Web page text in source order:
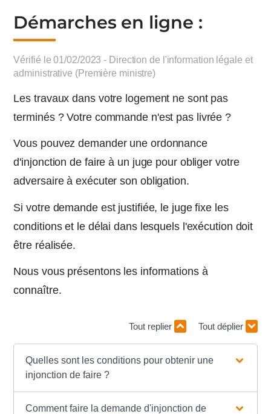
Démarches en ligne :
Vérifié le 01/02/2023 - Direction de l'information légale et
administrative (Première ministre)
Les travaux dans votre logement ne sont pas
terminés ? Votre commande n'est pas livrée ?
Vous pouvez demander une ordonnance
d'injonction de faire à un juge pour obliger votre
adversaire à exécuter son obligation.
Si votre demande est justifiée, le juge fixe les
conditions et le délai dans lesquels l'exécution doit
être réalisée.
Nous vous présentons les informations à
connaître.
Tout replier Tout déplier
Quelles sont les conditions pour obtenir une
injonction de faire ?
Comment faire la demande d'injonction de